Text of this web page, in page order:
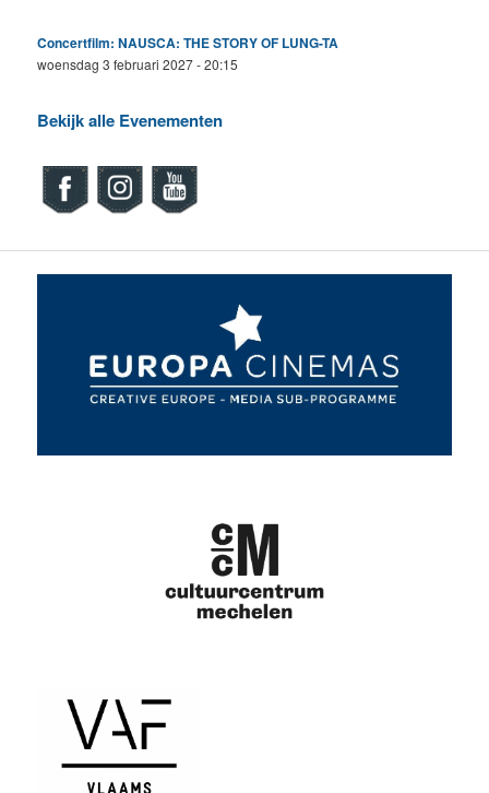
Concertfilm: NAUSCA: THE STORY OF LUNG-TA
woensdag 3 februari 2027 - 20:15
Bekijk alle Evenementen